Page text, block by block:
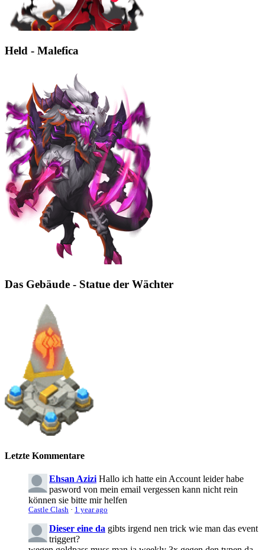
Held - Malefica
Das Gebäude - Statue der Wächter
Letzte Kommentare
Ehsan Azizi Hallo ich hatte ein Account leider habe
pasword von mein email vergessen kann nicht rein
können sie bitte mir helfen
Castle Clash · 1 year ago
Dieser eine da gibts irgend nen trick wie man das event
triggert?